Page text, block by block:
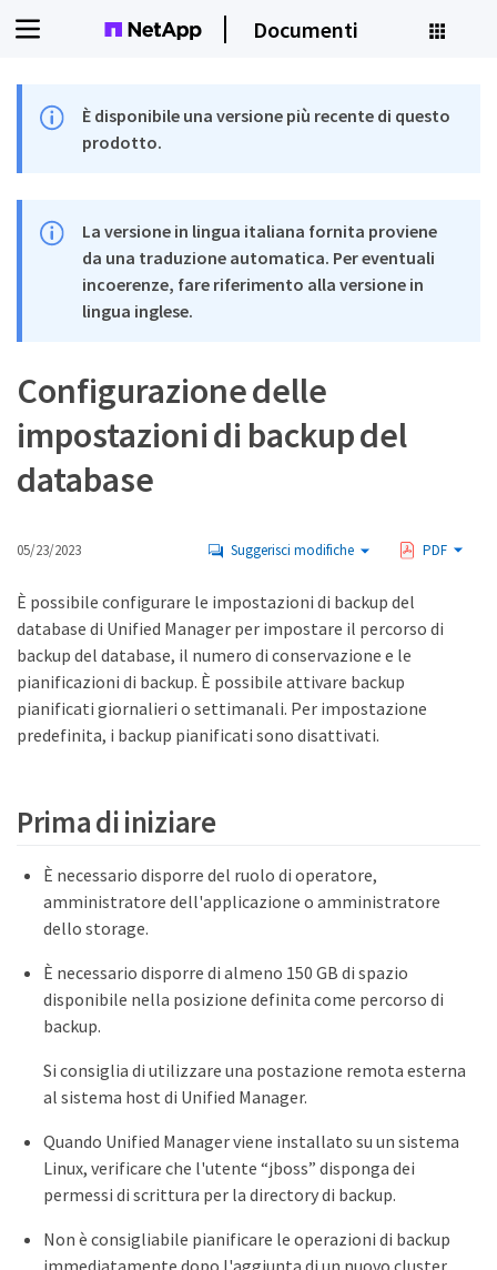
Documenti
È disponibile una versione più recente di questo
prodotto.
La versione in lingua italiana fornita proviene
da una traduzione automatica. Per eventuali
incoerenze, fare riferimento alla versione in
lingua inglese.
Configurazione delle
impostazioni di backup del
database
05/23/2023 Suggerisci modifiche PDF
È possibile configurare le impostazioni di backup del
database di Unified Manager per impostare il percorso di
backup del database, il numero di conservazione e le
pianificazioni di backup. È possibile attivare backup
pianificati giornalieri o settimanali. Per impostazione
predefinita, i backup pianificati sono disattivati.
Prima di iniziare
È necessario disporre del ruolo di operatore,
amministratore dell'applicazione o amministratore
dello storage.
È necessario disporre di almeno 150 GB di spazio
disponibile nella posizione definita come percorso di
backup.
Si consiglia di utilizzare una postazione remota esterna
al sistema host di Unified Manager.
Quando Unified Manager viene installato su un sistema
Linux, verificare che l'utente “jboss” disponga dei
permessi di scrittura per la directory di backup.
Non è consigliabile pianificare le operazioni di backup
immediatamente dopo l'aggiunta di un nuovo cluster